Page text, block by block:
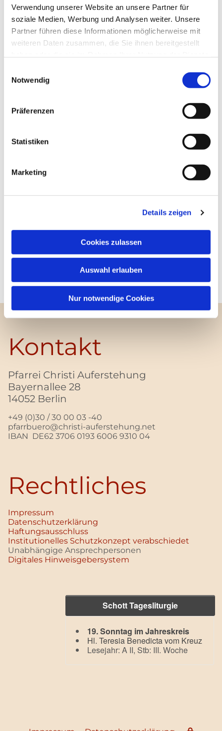
Verwendung unserer Website an unsere Partner für
soziale Medien, Werbung und Analysen weiter. Unsere
Partner führen diese Informationen möglicherweise mit
weiteren Daten zusammen, die Sie ihnen bereitgestellt
Notwendig
Präferenzen
Statistiken
Marketing
Details zeigen
Cookies zulassen
Auswahl erlauben
Nur notwendige Cookies
Dies könnte Sie auch
interessieren
Kontakt
Pfarrei Christi Auferstehung
Bayernallee 28
14052 Berlin
+49 (0)30 / 30 00 03 -40
pfarrbuero@christi-auferstehung.net
IBAN DE62 3706 0193 6006 9310 04
Rechtliches
Impressum
Datenschutz­erklärung
Haftungsausschluss
Institutionelles Schutzkonzept verabschiedet
Unabhängige Ansprechpersonen
Digitales Hinweisgebersystem
Schott Tagesliturgie
19. Sonntag im Jahreskreis
Hl. Teresia Benedicta vom Kreuz
Lesejahr: A II, Stb: III. Woche